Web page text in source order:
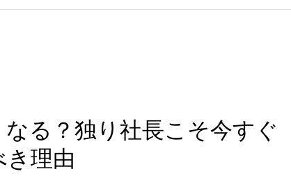
る？独り社長こそ今すぐ
き理由